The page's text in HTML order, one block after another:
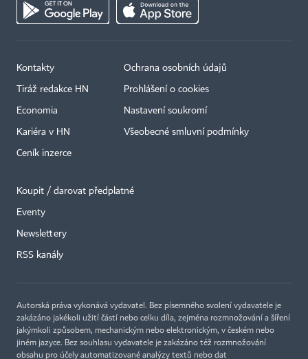
Kontakty
Tiráž redakce HN
Economia
Kariéra v HN
Ceník inzerce
Ochrana osobních údajů
Prohlášení o cookies
Nastavení soukromí
Všeobecné smluvní podmínky
Koupit / darovat předplatné
Eventy
Newslettery
RSS kanály
Autorská práva vykonává vydavatel. Bez písemného svolení vydavatele je
zakázáno jakékoli užití částí nebo celku díla, zejména rozmnožování a šíření
jakýmkoli způsobem, mechanickým nebo elektronickým, v českém nebo
jiném jazyce. Bez souhlasu vydavatele je zakázáno též rozmnožování
obsahu pro účely automatizované analýzy textů nebo dat